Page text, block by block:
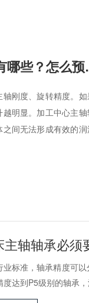
加工中
刚度、旋转精度。如
明显。加工中心主轴
间无法形成有效的润
主轴轴承必须
业标准，轴承精度可
度达到P5级别的轴承